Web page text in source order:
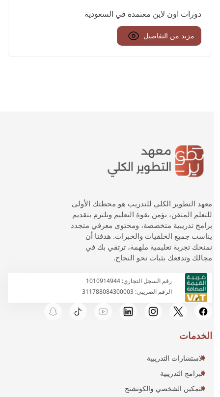
دورات اون لاين معتمدة في السعودية
مزيد من التفاصيل
معهد التطوير الكلي للتدريب هو محطتك الأولى
للتعلم المتقن، نؤمن بقوة التعليم ونلتزم بتقديم
برامج تدريبية متخصصة، ومحتوى معرفي متجدد
يناسب جميع الخلفيات والخبرات. هدفنا أن
نمنحك تجربة تعليمية ملهمة، ترتقي بك في
مجالك وتدفعك بثبات نحو النجاح.
رقم السجل التجاري: 1010914944
الرقم الضريبي: 311788084300003
الخدمات
الاستشارات التدريبية
البرامج التدريبية
التمكين الشخصي والكوتشنج